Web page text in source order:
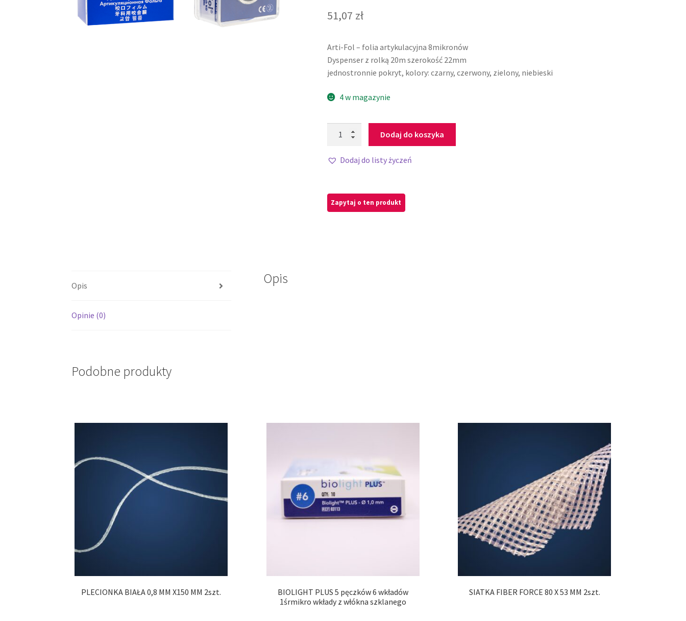
51,07 zł
Arti-Fol – folia artykulacyjna 8mikronów
Dyspenser z rolką 20m szerokość 22mm
jednostronnie pokryt, kolory: czarny, czerwony, zielony, niebieski
4 w magazynie
Dodaj do koszyka
Dodaj do listy życzeń
Opis
Opinie (0)
Opis
Podobne produkty
PLECIONKA BIAŁA 0,8 MM X150 MM 2szt.
BIOLIGHT PLUS 5 pęczków 6 wkładów
1śrmikro wkłady z włókna szklanego
SIATKA FIBER FORCE 80 X 53 MM 2szt.